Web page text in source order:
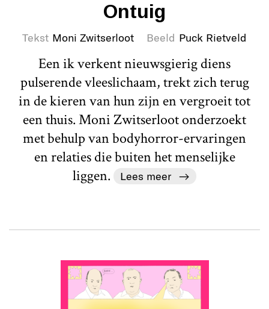
Ontuig
Tekst Moni Zwitserloot Beeld Puck Rietveld
Een ik verkent nieuwsgierig diens
pulserende vleeslichaam, trekt zich terug
in de kieren van hun zijn en vergroeit tot
een thuis. Moni Zwitserloot onderzoekt
met behulp van bodyhorror-ervaringen
en relaties die buiten het menselijke
liggen.
Lees meer